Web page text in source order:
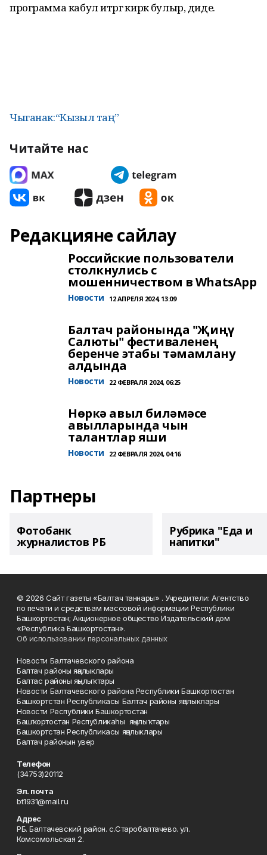
программа кабул итәргә кирәк булыр, диде.
Чыганак:“Кызыл таң”
Читайте нас
Редакцияне сайлау
Российские пользователи
столкнулись с
мошенничеством в WhatsApp
Новости 12 АПРЕЛЯ 2024, 13:09
Балтач районында "Җиңү
Салюты" фестиваленең
беренче этабы тәмамлану
алдында
Новости 22 ФЕВРАЛЯ 2024, 06:25
Нөркә авыл биләмәсе
авылларында чын
талантлар яши
Новости 22 ФЕВРАЛЯ 2024, 04:16
Партнеры
Фотобанк
журналистов РБ
Рубрика "Еда и
напитки"
© 2026 Сайт газеты «Балтач таннары» . Учредители: Агентство
по печати и средствам массовой информации Республики
Башкортостан; Акционерное общество Издательский дом
«Республика Башкортостан».
Об использовании персональных данных
Новости Балтачевского района
Балтач районы яңалыклары
Балтас районы яңылыҡтары
Новости Балтачевского района Республики Башкортостан
Башкортстан Республикасы Балтач районы яңалыклары
Новости Республики Башкортостан
Башҡортостан Республикаһы яңылыҡтары
Башкортстан Республикасы яңалыклары
Балтач районын увер
Телефон
(34753)20112
Эл. почта
bt1931@mail.ru
Адрес
РБ. Балтачевский район. с.Старобалтачево. ул.
Комсомольская 2.